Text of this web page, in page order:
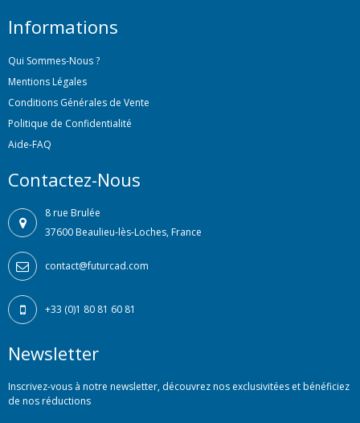
Informations
Qui Sommes-Nous ?
Mentions Légales
Conditions Générales de Vente
Politique de Confidentialité
Aide-FAQ
Contactez-Nous
8 rue Brulée
37600 Beaulieu-lès-Loches, France
contact@futurcad.com
+33 (0)1 80 81 60 81
Newsletter
Inscrivez-vous à notre newsletter, découvrez nos exclusivitées et bénéficiez
de nos réductions